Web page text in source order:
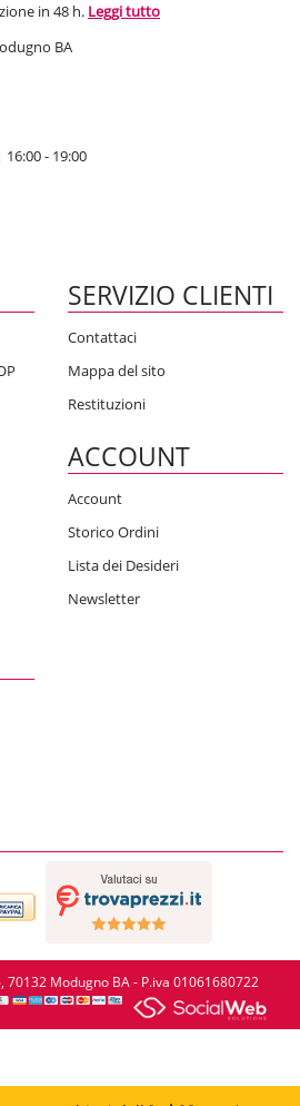
in 48 h. Leggi tutto
BA
- 19:00
SERVIZIO CLIENTI
Contattaci
Mappa del sito
Restituzioni
ACCOUNT
Account
Storico Ordini
Lista dei Desideri
Newsletter
70132 Modugno BA - P.iva 01061680722